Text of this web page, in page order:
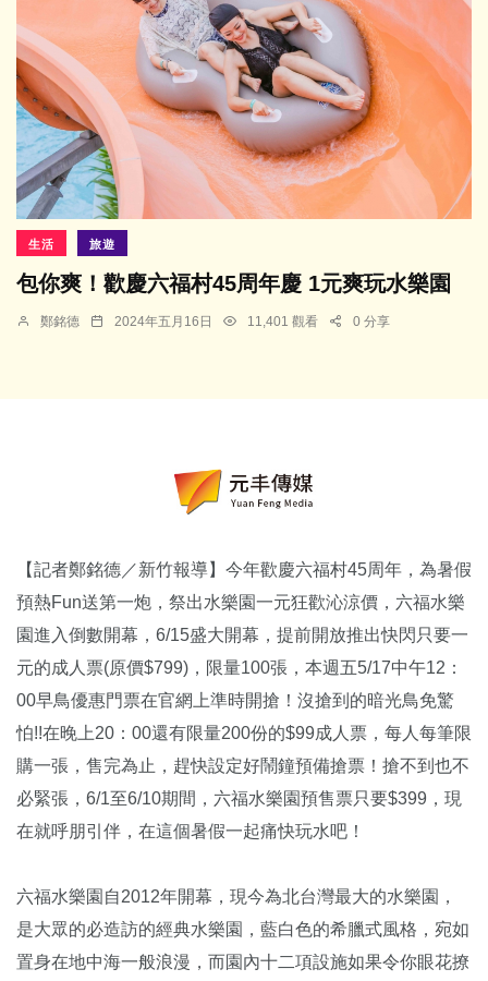
生活 旅遊
包你爽！歡慶六福村45周年慶 1元爽玩水樂園
鄭銘德 2024年五月16日 11,401 觀看 0 分享
【記者鄭銘德／新竹報導】今年歡慶六福村45周年，為暑假
預熱Fun送第一炮，祭出水樂園一元狂歡沁涼價，六福水樂
園進入倒數開幕，6/15盛大開幕，提前開放推出快閃只要一
元的成人票(原價$799)，限量100張，本週五5/17中午12：
00早鳥優惠門票在官網上準時開搶！沒搶到的暗光鳥免驚
怕!!在晚上20：00還有限量200份的$99成人票，每人每筆限
購一張，售完為止，趕快設定好鬧鐘預備搶票！搶不到也不
必緊張，6/1至6/10期間，六福水樂園預售票只要$399，現
在就呼朋引伴，在這個暑假一起痛快玩水吧！
六福水樂園自2012年開幕，現今為北台灣最大的水樂園，
是大眾的必造訪的經典水樂園，藍白色的希臘式風格，宛如
置身在地中海一般浪漫，而園內十二項設施如果令你眼花撩